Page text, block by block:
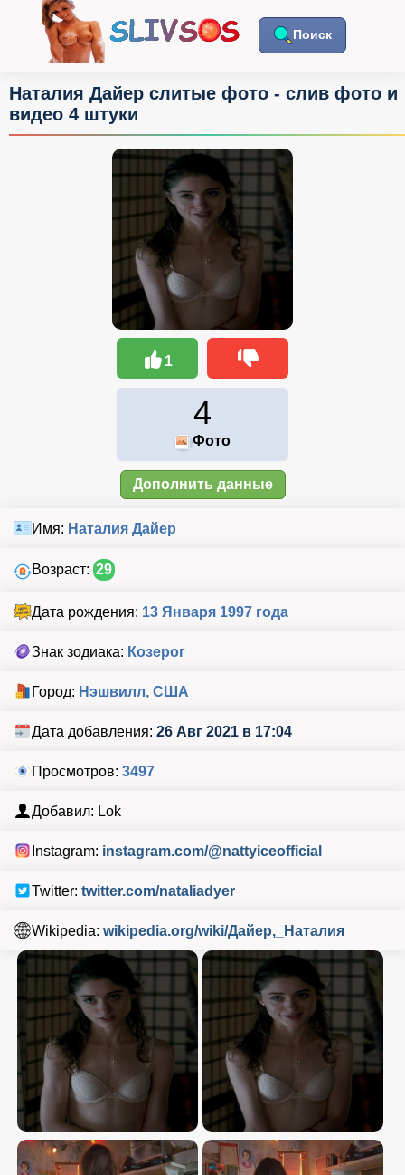
Поиск
Наталия Дайер слитые фото - слив фото и
видео 4 штуки
1
4
Фото
Дополнить данные
Имя: Наталия Дайер
Возраст: 29
Дата рождения: 13 Января 1997 года
Знак зодиака: Козерог
Город: Нэшвилл, США
Дата добавления: 26 Авг 2021 в 17:04
Просмотров: 3497
Добавил: Lok
Instagram: instagram.com/@nattyiceofficial
Twitter: twitter.com/nataliadyer
Wikipedia: wikipedia.org/wiki/Дайер,_Наталия